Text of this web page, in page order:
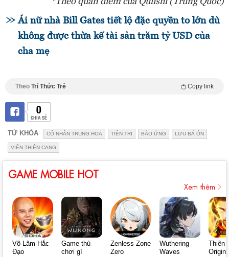
Ái nữ nhà Bill Gates tiết lộ đặc quyền to lớn dù
không được thừa kế tài sản trăm tỷ USD của
cha mẹ
Theo Trí Thức Trẻ Copy link
0
CHIA SẺ
TỪ KHÓA CỔ NHÂN TRUNG HOA TIÊN TRI BÁO ỨNG LƯU BÁ ÔN
VIÊN THIÊN CANG
GAME MOBILE HOT
Xem thêm
Võ Lâm Hắc
Đạo
Game thủ
chơi gì
Zenless Zone
Zero
Wuthering
Waves
Thiên
Origin